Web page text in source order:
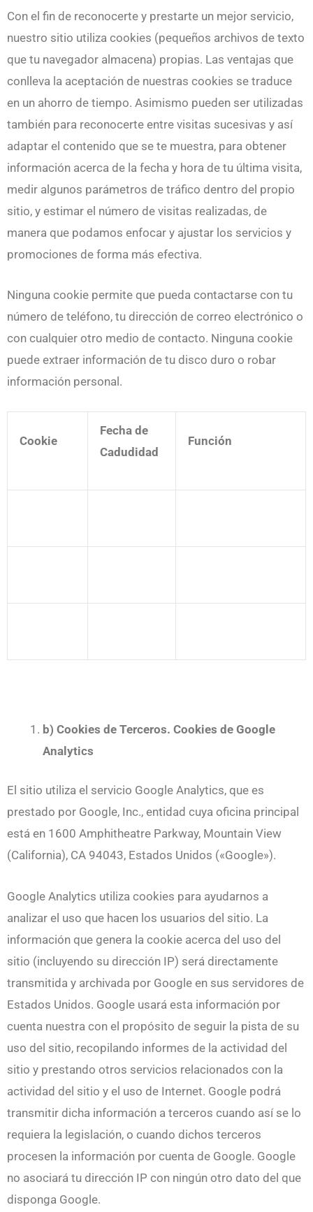
Con el fin de reconocerte y prestarte un mejor servicio,
nuestro sitio utiliza cookies (pequeños archivos de texto
que tu navegador almacena) propias. Las ventajas que
conlleva la aceptación de nuestras cookies se traduce
en un ahorro de tiempo. Asimismo pueden ser utilizadas
también para reconocerte entre visitas sucesivas y así
adaptar el contenido que se te muestra, para obtener
información acerca de la fecha y hora de tu última visita,
medir algunos parámetros de tráfico dentro del propio
sitio, y estimar el número de visitas realizadas, de
manera que podamos enfocar y ajustar los servicios y
promociones de forma más efectiva.
Ninguna cookie permite que pueda contactarse con tu
número de teléfono, tu dirección de correo electrónico o
con cualquier otro medio de contacto. Ninguna cookie
puede extraer información de tu disco duro o robar
información personal.
Cookie
Fecha de
Cadudidad
Función
b) Cookies de Terceros. Cookies de Google
Analytics
El sitio utiliza el servicio Google Analytics, que es
prestado por Google, Inc., entidad cuya oficina principal
está en 1600 Amphitheatre Parkway, Mountain View
(California), CA 94043, Estados Unidos («Google»).
Google Analytics utiliza cookies para ayudarnos a
analizar el uso que hacen los usuarios del sitio. La
información que genera la cookie acerca del uso del
sitio (incluyendo su dirección IP) será directamente
transmitida y archivada por Google en sus servidores de
Estados Unidos. Google usará esta información por
cuenta nuestra con el propósito de seguir la pista de su
uso del sitio, recopilando informes de la actividad del
sitio y prestando otros servicios relacionados con la
actividad del sitio y el uso de Internet. Google podrá
transmitir dicha información a terceros cuando así se lo
requiera la legislación, o cuando dichos terceros
procesen la información por cuenta de Google. Google
no asociará tu dirección IP con ningún otro dato del que
disponga Google.